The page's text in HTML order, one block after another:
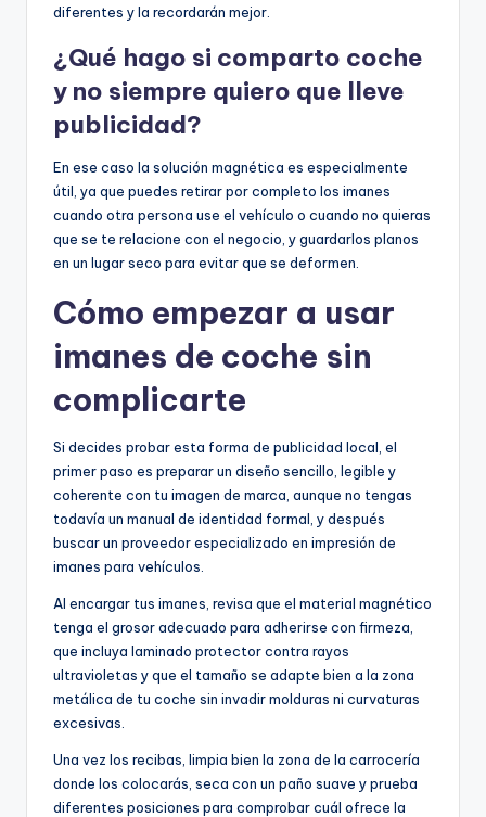
diferentes y la recordarán mejor.
¿Qué hago si comparto coche
y no siempre quiero que lleve
publicidad?
En ese caso la solución magnética es especialmente
útil, ya que puedes retirar por completo los imanes
cuando otra persona use el vehículo o cuando no quieras
que se te relacione con el negocio, y guardarlos planos
en un lugar seco para evitar que se deformen.
Cómo empezar a usar
imanes de coche sin
complicarte
Si decides probar esta forma de publicidad local, el
primer paso es preparar un diseño sencillo, legible y
coherente con tu imagen de marca, aunque no tengas
todavía un manual de identidad formal, y después
buscar un proveedor especializado en impresión de
imanes para vehículos.
Al encargar tus imanes, revisa que el material magnético
tenga el grosor adecuado para adherirse con firmeza,
que incluya laminado protector contra rayos
ultravioletas y que el tamaño se adapte bien a la zona
metálica de tu coche sin invadir molduras ni curvaturas
excesivas.
Una vez los recibas, limpia bien la zona de la carrocería
donde los colocarás, seca con un paño suave y prueba
diferentes posiciones para comprobar cuál ofrece la